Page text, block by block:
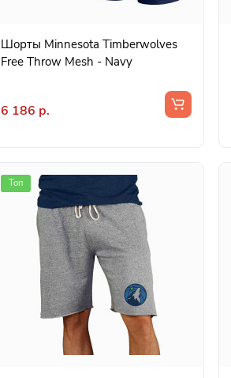
Шорты Minnesota Timberwolves
Free Throw Mesh - Navy
6 186 р.
Топ